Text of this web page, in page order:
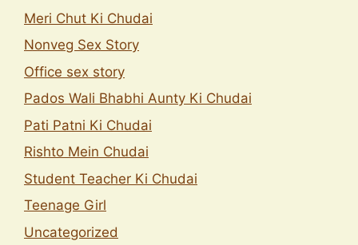
Meri Chut Ki Chudai
Nonveg Sex Story
Office sex story
Pados Wali Bhabhi Aunty Ki Chudai
Pati Patni Ki Chudai
Rishto Mein Chudai
Student Teacher Ki Chudai
Teenage Girl
Uncategorized